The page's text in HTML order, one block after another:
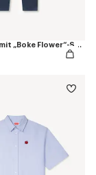
Jogginghose mit „Boke Flower“-Stickerei aus Baumwolle